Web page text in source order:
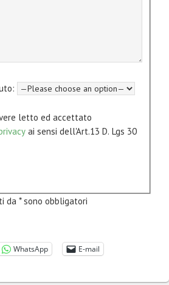
letto ed accettato
ai sensi dell'Art.13 D. Lgs 30
da * sono obbligatori
WhatsApp E-mail